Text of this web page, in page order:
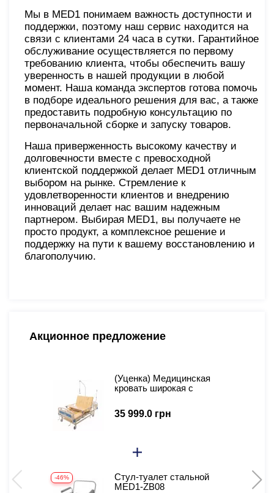
Мы в MED1 понимаем важность доступности и
поддержки, поэтому наш сервис находится на
связи с клиентами 24 часа в сутки. Гарантийное
обслуживание осуществляется по первому
требованию клиента, чтобы обеспечить вашу
уверенность в нашей продукции в любой
момент. Наша команда экспертов готова помочь
в подборе идеального решения для вас, а также
предоставить подробную консультацию по
первоначальной сборке и запуску товаров.
Наша приверженность высокому качеству и
долговечности вместе с превосходной
клиентской поддержкой делает MED1 отличным
выбором на рынке. Стремление к
удовлетворенности клиентов и внедрению
инноваций делает нас вашим надежным
партнером. Выбирая MED1, вы получаете не
просто продукт, а комплексное решение и
поддержку на пути к вашему восстановлению и
благополучию.
Акционное предложение
(Уценка) Медицинская
кровать широкая с
бокового переворота для
тяжелобольных MED1-
35 999.0 грн
-46%
Стул-туалет стальной
MED1-ZB08